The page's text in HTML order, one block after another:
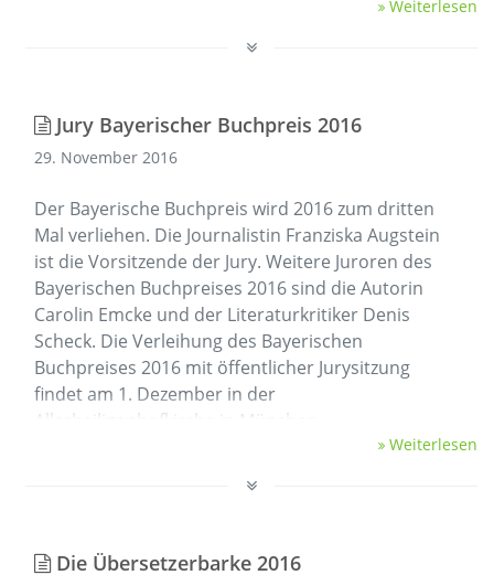
Weiterlesen
Jury Bayerischer Buchpreis 2016
29. November 2016
Der Bayerische Buchpreis wird 2016 zum dritten
Mal verliehen. Die Journalistin Franziska Augstein
ist die Vorsitzende der Jury. Weitere Juroren des
Bayerischen Buchpreises 2016 sind die Autorin
Carolin Emcke und der Literaturkritiker Denis
Scheck. Die Verleihung des Bayerischen
Buchpreises 2016 mit öffentlicher Jurysitzung
findet am 1. Dezember in der
Allerheiligenhofkirche in München …
Weiterlesen
Die Übersetzerbarke 2016